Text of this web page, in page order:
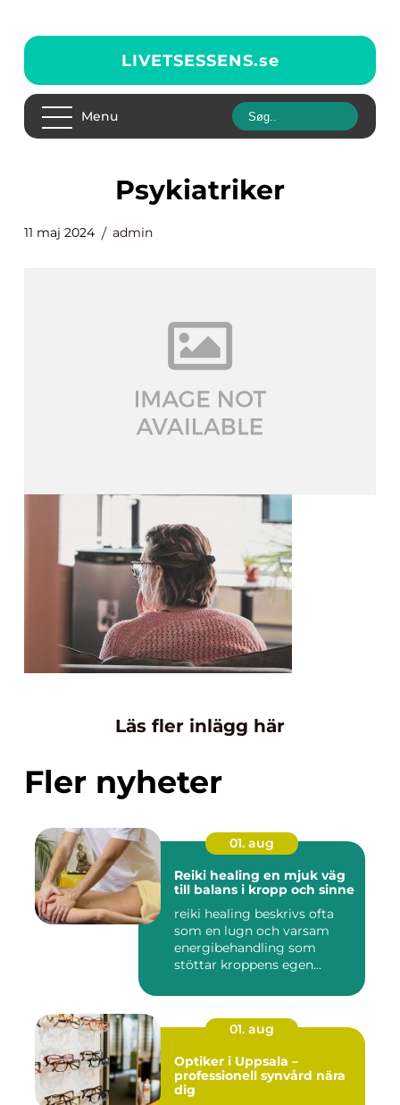
LIVETSESSENS.se
Menu
psykiatriker
11 maj 2024 admin
Läs fler inlägg här
Fler nyheter
01. aug
Reiki healing en mjuk väg
till balans i kropp och sinne
reiki healing beskrivs ofta
som en lugn och varsam
energibehandling som
stöttar kroppens egen
01. aug
Optiker i Uppsala –
professionell synvård nära
dig